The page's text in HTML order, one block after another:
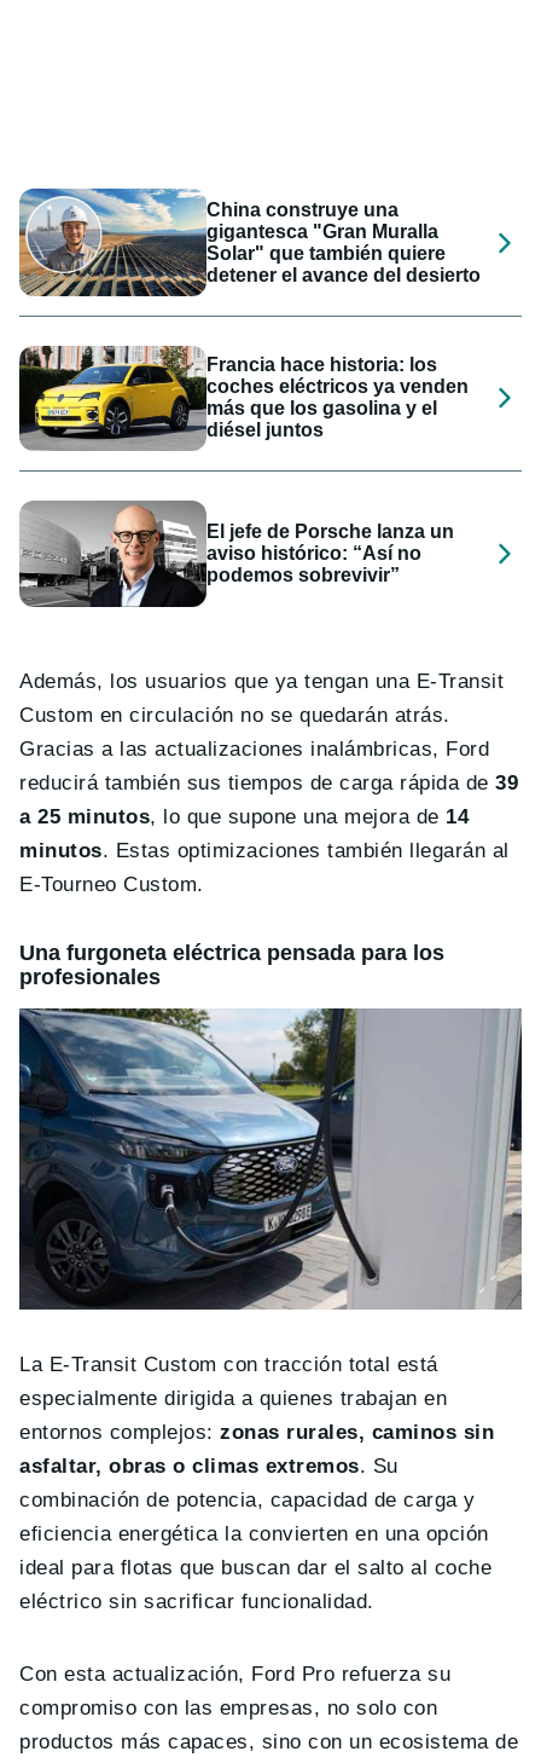
China construye una
gigantesca "Gran Muralla
Solar" que también quiere
detener el avance del desierto
Francia hace historia: los
coches eléctricos ya venden
más que los gasolina y el
diésel juntos
El jefe de Porsche lanza un
aviso histórico: “Así no
podemos sobrevivir”
Además, los usuarios que ya tengan una E-Transit
Custom en circulación no se quedarán atrás.
Gracias a las actualizaciones inalámbricas, Ford
reducirá también sus tiempos de carga rápida de39
a 25 minutos, lo que supone una mejora de 14
minutos. Estas optimizaciones también llegarán al
E-Tourneo Custom.
Una furgoneta eléctrica pensada para los
profesionales
La E-Transit Custom con tracción total está
especialmente dirigida a quienes trabajan en
entornos complejos:zonas rurales, caminos sin
asfaltar, obras o climas extremos. Su
combinación de potencia, capacidad de carga y
eficiencia energética la convierten en una opción
ideal para flotas que buscan dar el salto al coche
eléctrico sin sacrificar funcionalidad.
Con esta actualización, Ford Pro refuerza su
compromiso con las empresas, no solo con
productos más capaces, sino con un ecosistema de